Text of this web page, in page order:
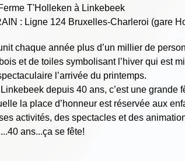
T'Holleken à Linkebeek
: Ligne 124 Bruxelles-Charleroi (gare
chaque année plus d’un millier de
et de toiles symbolisant l’hiver qui est
l’arrivée du printemps.
depuis 40 ans, c’est une grande
la place d’honneur est réservée aux
activités, des spectacles et des
ans...ça se fête!